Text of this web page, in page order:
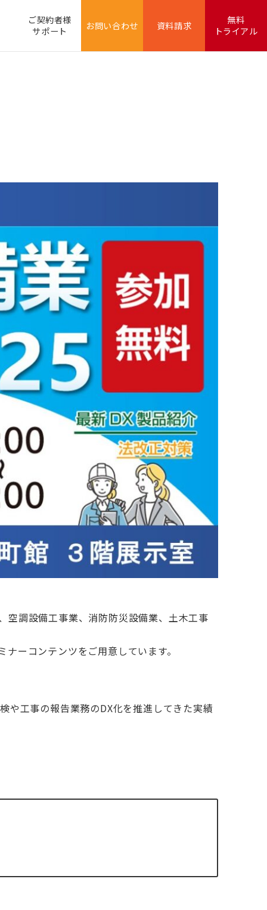
ご契約者様
サポート
お問い合わせ 資料請求
無料
トライアル
空調設備工事業、消防防災設備業、土木工事
ーコンテンツをご用意しています。
工事の報告業務のDX化を推進してきた実績